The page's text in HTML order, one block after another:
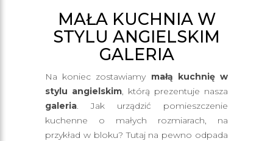
MAŁA KUCHNIA W
STYLU ANGIELSKIM
GALERIA
Na koniec zostawiamy małą kuchnię w
stylu angielskim, którą prezentuje nasza
galeria. Jak urządzić pomieszczenie
kuchenne o małych rozmiarach, na
przykład w bloku? Tutaj na pewno odpada